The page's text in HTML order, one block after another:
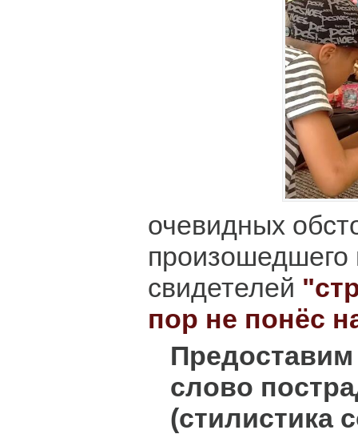
очевидных
произошедшего
свидетелей
пор не понёс
Предоставим
слово
(стилистика